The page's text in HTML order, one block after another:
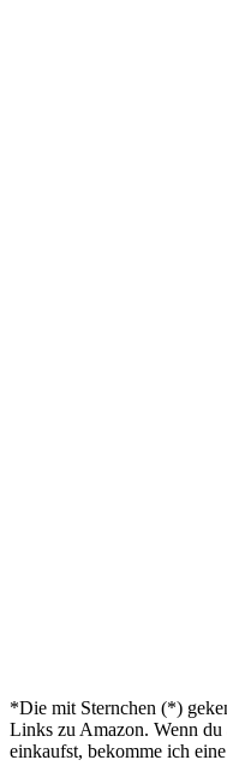
*Die mit Sternchen (*)
Links zu Amazon. Wenn
einkaufst, bekomme ich